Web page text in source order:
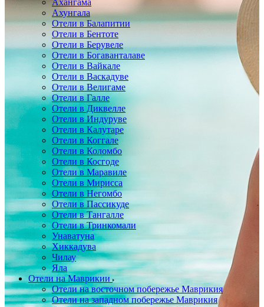
Ахангама
Ахунгала
Отели в Балапитии
Отели в Бентоте
Отели в Берувеле
Отели в Богаванталаве
Отели в Вайкале
Отели в Васкадуве
Отели в Велигаме
Отели в Галле
Отели в Диквелле
Отели в Индуруве
Отели в Калутаре
Отели в Коггале
Отели в Коломбо
Отели в Косгоде
Отели в Маравиле
Отели в Мирисса
Отели в Негомбо
Отели в Пассикуде
Отели в Тангалле
Отели в Тринкомали
Унаватуна
Хиккадува
Чилау
Яла
Отели на Маврикии
Отели на восточном побережье Маврикия
Отели на западном побережье Маврикия